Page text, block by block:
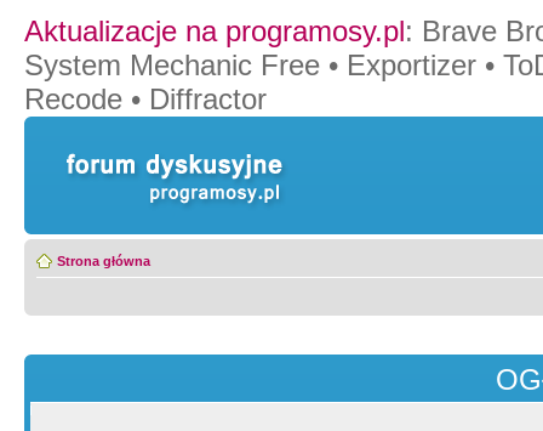
Aktualizacje na programosy.pl: Brave
System Mechanic Free • Exportizer •
Recode • Diffractor
Strona główna